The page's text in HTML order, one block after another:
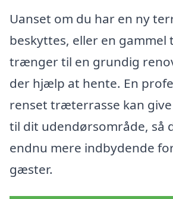
Uanset om du har en ny
beskyttes, eller en gammel
trænger til en grundig
der hjælp at hente. En
renset træterrasse kan
til dit udendørsområde, så
endnu mere indbydende
gæster.